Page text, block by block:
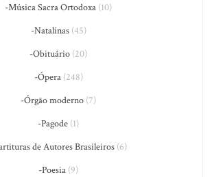
-Música Sacra Ortodoxa (10)
-Natalinas(45)
-Obituário (20)
-Ópera(248)
-Órgão moderno (7)
-Pagode (1)
de Autores Brasileiros(6)
-Poesia (9)